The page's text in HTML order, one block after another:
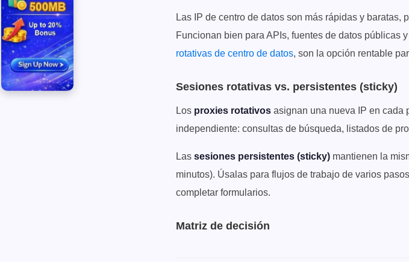
Las IP de centro de datos son más rápidas y baratas,
Funcionan bien para APIs, fuentes de datos públicas
rotativas de centro de datos, son la opción rentable
Sesiones rotativas vs. persistentes (sticky)
Los proxies rotativos asignan una nueva IP en cada
independiente: consultas de búsqueda, listados de
Las sesiones persistentes (sticky) mantienen la
minutos). Úsalas para flujos de trabajo de varios
completar formularios.
Matriz de decisión